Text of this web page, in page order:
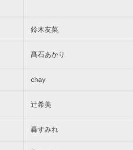
鈴木友菜
髙石あかり
chay
辻希美
轟すみれ